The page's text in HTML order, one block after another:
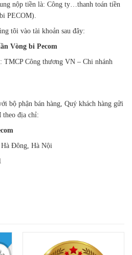
nộp tiền là: Công ty…thanh toán tiền
PECOM).
tôi vào tài khoản sau đây:
Vòng bi Pecom
TMCP Công thương VN – Chi nhánh
bộ phận bán hàng, Quý khách hàng gửi
theo địa chỉ:
Đông, Hà Nội